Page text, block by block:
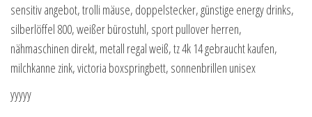
sensitiv angebot, trolli mäuse, doppelstecker, günstige energy drinks,
silberlöffel 800, weißer bürostuhl, sport pullover herren,
nähmaschinen direkt, metall regal weiß, tz 4k 14 gebraucht kaufen,
milchkanne zink, victoria boxspringbett, sonnenbrillen unisex
yyyyy